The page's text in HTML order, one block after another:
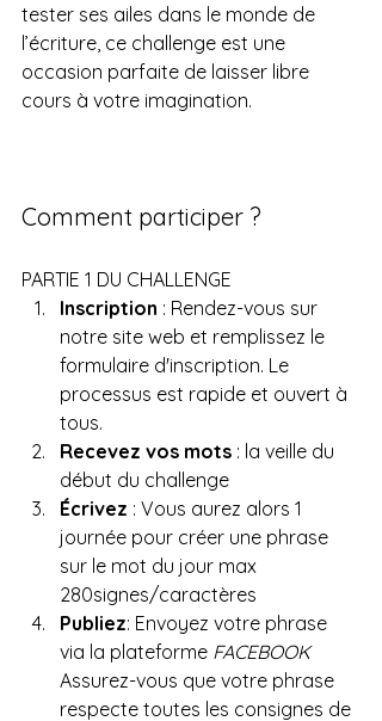
tester ses ailes dans le monde de
l’écriture, ce challenge est une
occasion parfaite de laisser libre
cours à votre imagination.
Comment participer ?
PARTIE 1 DU CHALLENGE
Inscription : Rendez-vous sur
notre site web et remplissez le
formulaire d'inscription. Le
processus est rapide et ouvert à
tous.
Recevez vos mots : la veille du
début du challenge
Écrivez : Vous aurez alors 1
journée pour créer une phrase
sur le mot du jour max
280signes/caractères
Publiez: Envoyez votre phrase
via la plateforme FACEBOOK
Assurez-vous que votre phrase
respecte toutes les consignes de